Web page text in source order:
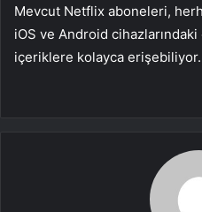
Mevcut Netflix aboneleri,
iOS ve Android
içeriklere kolayca erişebiliyor.